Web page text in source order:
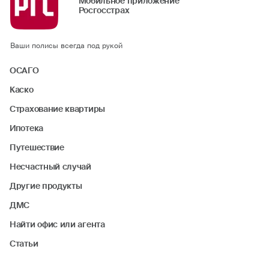
Росгосстрах
Ваши полисы всегда под рукой
ОСАГО
Каско
Страхование квартиры
Ипотека
Путешествие
Несчастный случай
Другие продукты
ДМС
Найти офис или агента
Статьи